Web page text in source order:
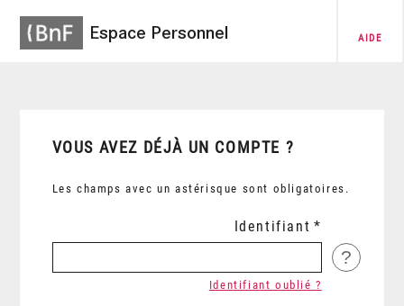
Espace Personnel AIDE
VOUS AVEZ DÉJÀ UN COMPTE ?
Les champs avec un astérisque sont obligatoires.
Identifiant
?
Identifiant oublié ?